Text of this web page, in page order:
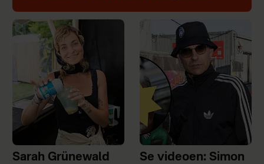
Sarah Grünewald
Se videoen: Simon